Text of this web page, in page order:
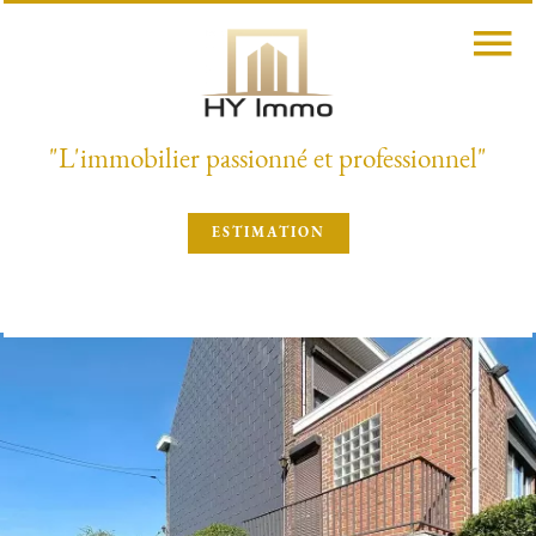
"L'immobilier passionné et professionnel"
ESTIMATION